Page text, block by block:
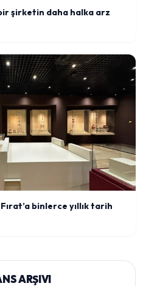
şirketin daha halka arz
binlerce yıllık tarih
ARŞIVI